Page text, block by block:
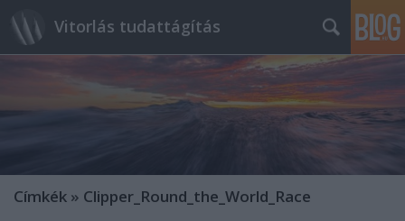
Vitorlás tudattágítás
Címkék » Clipper_Round_the_World_Race